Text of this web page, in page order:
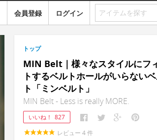
会員登録 ログイン
トップ
MIN Belt｜様々なスタイルにフ
トするベルトホールがいらない
ト「ミンベルト」
MIN Belt - Less is really MORE.
いいね！ 827
レビュー 4件